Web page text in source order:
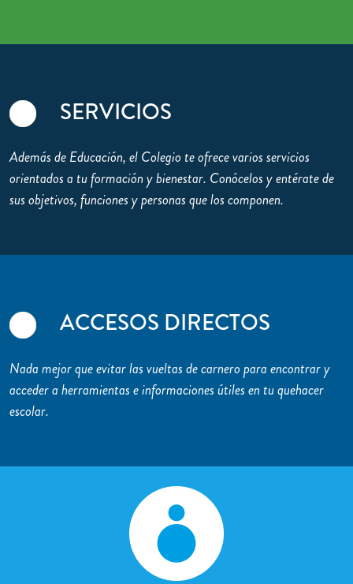
SERVICIOS
Además de Educación, el Colegio te ofrece varios servicios
orientados a tu formación y bienestar. Conócelos y entérate de
sus objetivos, funciones y personas que los componen.
ACCESOS DIRECTOS
Nada mejor que evitar las vueltas de carnero para encontrar y
acceder a herramientas e informaciones útiles en tu quehacer
escolar.